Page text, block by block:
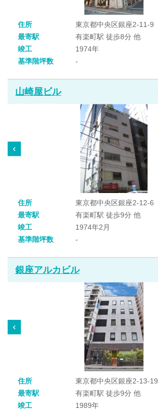
住所
東京都中央区銀座2-11-9
最寄駅
有楽町駅 徒歩8分 他
竣工
1974年
基準階坪数
-
山崎屋ビル
住所
東京都中央区銀座2-12-6
最寄駅
有楽町駅 徒歩9分 他
竣工
1974年2月
基準階坪数
-
銀座アルカビル
住所
東京都中央区銀座2-13-19
最寄駅
有楽町駅 徒歩9分 他
竣工
1989年